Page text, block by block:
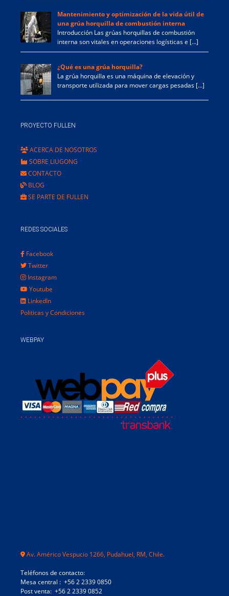
Mantenimiento y optimización de la vida útil de
una grúa horquilla de combustión interna
Introducción Las grúas horquillas de combustión
interna son vitales en operaciones logísticas e […]
¿Qué es una grúa horquilla?
La grúa horquilla es una máquina de elevación y
transporte utilizada para mover cargas pesadas […]
PROYECTO FULLEN
ACERCA DE NOSOTROS
SOBRE LIUGONG
CONTACTO
BLOG
SE PARTE DE FULLEN
REDES SOCIALES
Facebook
Twitter
Instagram
Youtube
LinkedIn
Politicas y Condiciones
WEBPAY
Av. Américo Vespucio 1266, Pudahuel, RM, Chile.
Teléfonos de contacto:
Mesa central : +56 2 2339 0850
Post venta: +56 2 2339 0852